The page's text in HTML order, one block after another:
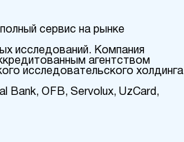
сервис на рынке
исследований. Компания
агентством
исследовательского холдинга
Bank, OFB, Servolux, UzCard,